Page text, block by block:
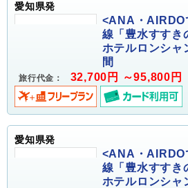
愛知県発
<ANA・AIRDO
線「豊水すすき
ホテルロンシャ
間
旅行代金： 32,700円 ～95,800円
愛知県発
<ANA・AIRDO
線「豊水すすき
ホテルロンシャ